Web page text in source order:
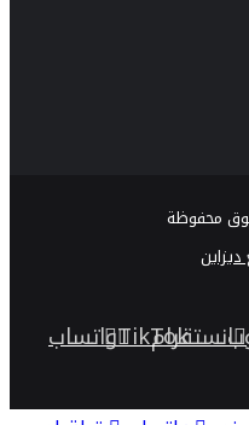
ديزاين
انستقرامTikTokواتساب